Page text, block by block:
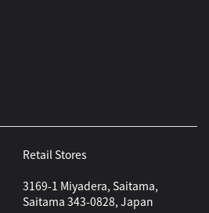
Retail Stores
3169-1 Miyadera, Saitama,
Saitama 343-0828, Japan